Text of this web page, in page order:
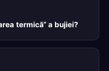
termică“ a bujiei?